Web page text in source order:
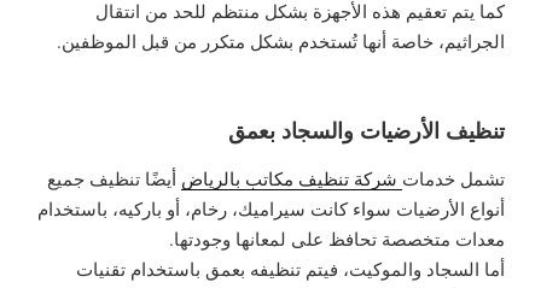
كما يتم تعقيم هذه الأجهزة بشكل منتظم للحد من انتقال
الجراثيم، خاصة أنها تُستخدم بشكل متكرر من قبل الموظفين.
تنظيف الأرضيات والسجاد بعمق
تشمل خدمات شركة تنظيف مكاتب بالرياض أيضًا تنظيف جميع
أنواع الأرضيات سواء كانت سيراميك، رخام، أو باركيه، باستخدام
معدات متخصصة تحافظ على لمعانها وجودتها.
أما السجاد والموكيت، فيتم تنظيفه بعمق باستخدام تقنيات